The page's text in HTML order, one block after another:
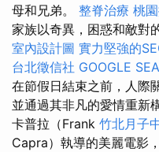
母和兄弟。 整脊治療 桃
家族以奇異，困惑和敵對
室內設計圖 實力堅強的
台北徵信社 GOOGLE
在節假日結束之前，人際
並通過其非凡的愛情重新
卡普拉（Frank 竹北月子
Capra）執導的美麗電影